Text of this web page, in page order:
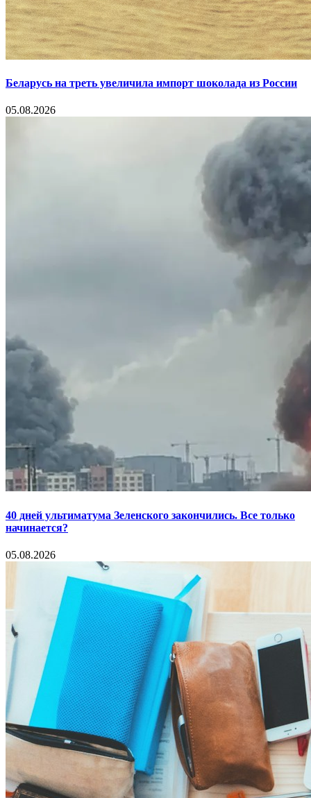
Беларусь на треть увеличила импорт шоколада из России
05.08.2026
40 дней ультиматума Зеленского закончились. Все только
начинается?
05.08.2026